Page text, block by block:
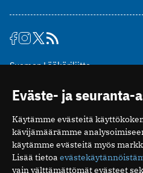
Suomen Lääkäriliitto
00510 Helsinki
puh. (09) 393 091
toimitus@potilaanlaakarilehti.fi
ISSN 2323-9476
Eväste- ja seuranta-
Käytämme evästeitä
kävijämäärämme
käytämme evästeitä myös
Lisää tietoa
vain välttämättömät evästeet